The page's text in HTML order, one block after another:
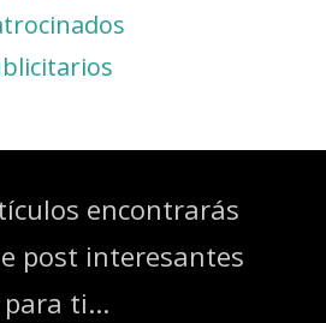
encontrarás
post interesantes
para ti...